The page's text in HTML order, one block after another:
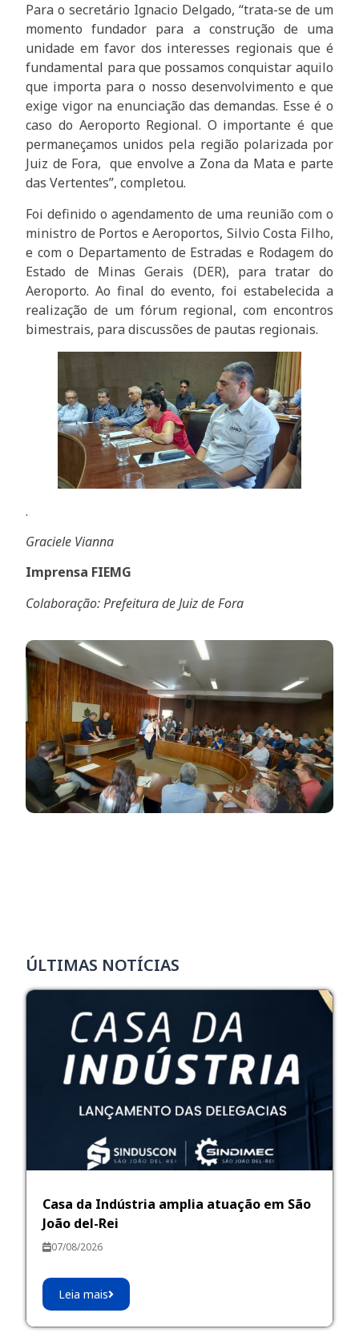
Para o secretário Ignacio Delgado, “trata-se de um
momento fundador para a construção de uma
unidade em favor dos interesses regionais que é
fundamental para que possamos conquistar aquilo
que importa para o nosso desenvolvimento e que
exige vigor na enunciação das demandas. Esse é o
caso do Aeroporto Regional. O importante é que
permaneçamos unidos pela região polarizada por
Juiz de Fora, que envolve a Zona da Mata e parte
das Vertentes”, completou.
Foi definido o agendamento de uma reunião com o
ministro de Portos e Aeroportos, Silvio Costa Filho,
e com o Departamento de Estradas e Rodagem do
Estado de Minas Gerais (DER), para tratar do
Aeroporto. Ao final do evento, foi estabelecida a
realização de um fórum regional, com encontros
bimestrais, para discussões de pautas regionais.
.
Graciele Vianna
Imprensa FIEMG
Colaboração: Prefeitura de Juiz de Fora
ÚLTIMAS NOTÍCIAS
Casa da Indústria amplia atuação em São
João del-Rei
07/08/2026
Leia mais